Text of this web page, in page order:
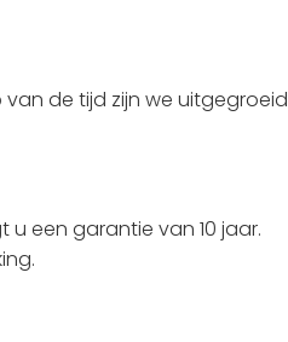
van de tijd zijn we uitgegroeid
een garantie van 10 jaar.